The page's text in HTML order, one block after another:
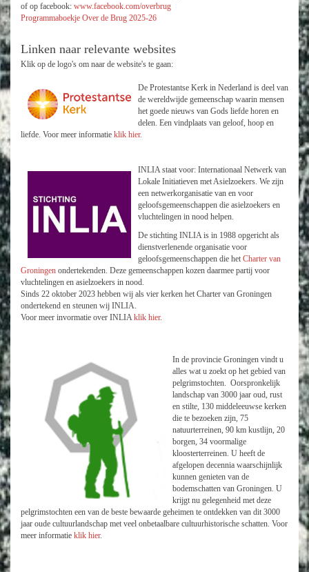
of op facebook: www.facebook.com/overbrug
Programmaboekje Over de Brug 2025-26
Linken naar relevante websites
Klik op de logo's om naar de website's te gaan:
De Protestantse Kerk in Nederland is deel van
de wereldwijde gemeenschap waarin mensen
het goede nieuws van Gods liefde horen en
delen. Een vindplaats van geloof, hoop en
liefde. Voor meer informatie klik hier.
INLIA staat voor: Internationaal Netwerk van
Lokale Initiatieven met Asielzoekers. We zijn
een netwerkorganisatie van en voor
geloofsgemeenschappen die asielzoekers en
vluchtelingen in nood helpen.
De stichting INLIA is in 1988 opgericht als
dienstverlenende organisatie voor
geloofsgemeenschappen die het Charter van
Groningen ondertekenden. Deze gemeenschappen kozen daarmee partij voor
vluchtelingen en asielzoekers in nood.
Sinds 22 oktober 2023 hebben wij als vier kerken het Charter van Groningen
ondertekend en steunen wij INLIA.
Voor meer invormatie over INLIAklik hier.
In de provincie Groningen vindt u
alles wat u zoekt op het gebied van
pelgrimstochten. Oorspronkelijk
landschap van 3000 jaar oud, rust
en stilte, 130 middeleeuwse kerken
die te bezoeken zijn, 75
natuurterreinen, 90 km kustlijn, 20
borgen, 34 voormalige
kloosterterreinen. U heeft de
afgelopen decennia waarschijnlijk
kunnen genieten van de
bodemschatten van Groningen. U
krijgt nu gelegenheid met deze
pelgrimstochten een van de beste bewaarde geheimen te ontdekken van dit 3000
jaar oude cultuurlandschap met veel onbetaalbare cultuurhistorische schatten. Voor
meer informatie klik hier.